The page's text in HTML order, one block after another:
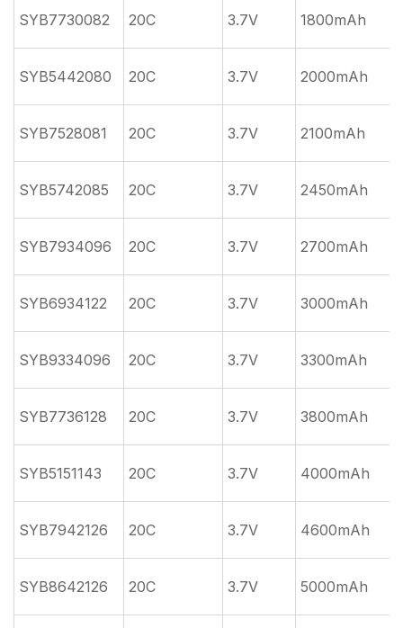
SYB7730082 20C 3.7V 1800mAh
SYB5442080 20C 3.7V 2000mAh
SYB7528081 20C 3.7V 2100mAh
SYB5742085 20C 3.7V 2450mAh
SYB7934096 20C 3.7V 2700mAh
SYB6934122 20C 3.7V 3000mAh
SYB9334096 20C 3.7V 3300mAh
SYB7736128 20C 3.7V 3800mAh
SYB5151143 20C 3.7V 4000mAh
SYB7942126 20C 3.7V 4600mAh
SYB8642126 20C 3.7V 5000mAh